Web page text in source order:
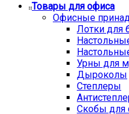
Товары для офиса
Офисные
Лотки для
Урны для
Дыроколы
Степлеры
Скобы для